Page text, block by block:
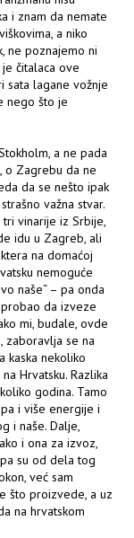
i znam da nemate
a niko
ne poznajemo ni
čitalaca ove
sata lagane vožnje
nego što je
a ne pada
o Zagrebu da ne
da se nešto ipak
važna stvar.
vinarije iz Srbije,
idu u Zagreb, ali
na domaćoj
nemoguće
naše“ – pa onda
da izveze
mi, budale, ovde
zaboravlja se na
kaska nekoliko
Hrvatsku. Razlika
godina. Tamo
i više energije i
i naše. Dalje,
i ona za izvoz,
su od dela tog
već sam
što proizvede, a uz
na hrvatskom